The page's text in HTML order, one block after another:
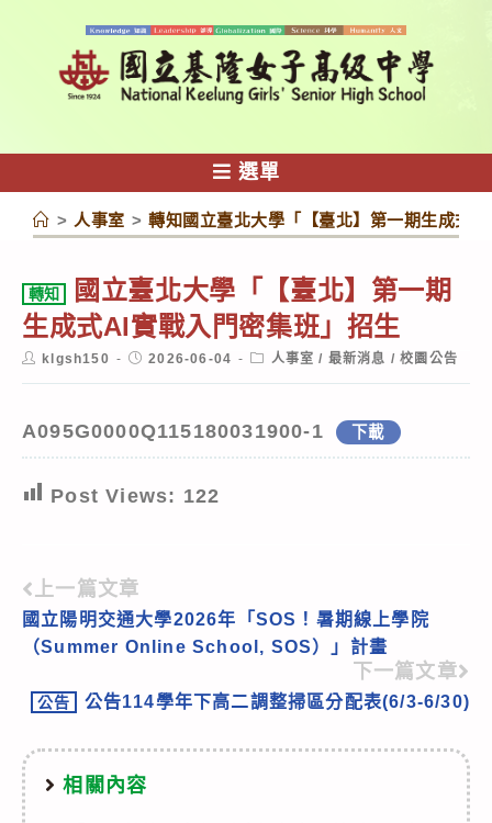
容
選單
> 人事室 > 轉知國立臺北大學「【臺北】第一期生成式
轉知
國立臺北大學「【臺北】第一期
生成式AI實戰入門密集班」招生
Postklgsh150
Post2026-06-04
Post人事室 / 最新消息 / 校園公告
A095G0000Q115180031900-1 下載
Post Views: 122
Read
more
上一篇文章
國立陽明交通大學2026年「SOS！暑期線上學院
（Summer Online School, SOS）」計畫
下一篇文章
公告 公告114學年下高二調整掃區分配表(6/3-6/30)
相關內容